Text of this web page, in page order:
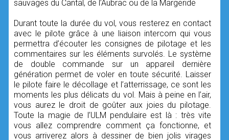
sauvages du Cantal, de l’Aubrac ou de la Margeride
Durant toute la durée du vol, vous resterez en contact
avec le pilote grâce à une liaison intercom qui vous
permettra d’écouter les consignes de pilotage et les
commentaires sur les éléments survolés. Le système
de double commande sur un appareil dernière
génération permet de voler en toute sécurité. Laisser
le pilote faire le décollage et l’atterrissage, ce sont les
moments les plus délicats du vol. Mais à peine en l’air,
vous aurez le droit de goûter aux joies du pilotage.
Toute la magie de l’ULM pendulaire est là : très vite
vous allez comprendre comment ça fonctionne, et
vous arriverez alors à dessiner de bien jolis virages